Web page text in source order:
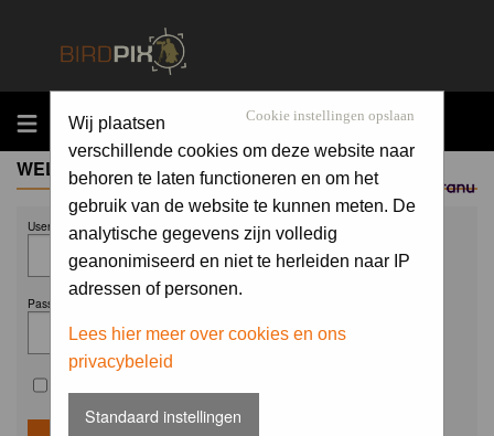
MENU
Sponsored by
Cookie instellingen opslaan
Wij plaatsen
verschillende cookies om deze website naar
behoren te laten functioneren en om het
gebruik van de website te kunnen meten. De
analytische gegevens zijn volledig
geanonimiseerd en niet te herleiden naar IP
adressen of personen.
Lees hier meer over cookies en ons
privacybeleid
Standaard instellingen
WELCOME GUEST
Username:
Password: